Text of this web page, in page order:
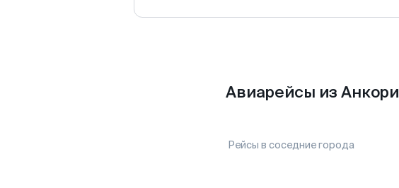
Авиарейсы из
Рейсы в соседние города